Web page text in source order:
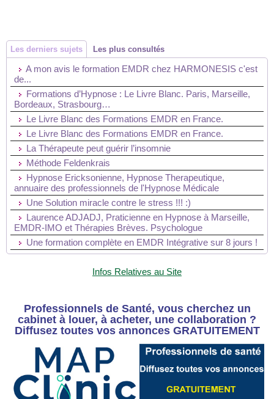
Les derniers sujets Les plus consultés
A mon avis le formation EMDR chez HARMONESIS c'est
de...
Formations d’Hypnose : Le Livre Blanc. Paris, Marseille,
Bordeaux, Strasbourg…
Le Livre Blanc des Formations EMDR en France.
Le Livre Blanc des Formations EMDR en France.
La Thérapeute peut guérir l’insomnie
Méthode Feldenkrais
Hypnose Ericksonienne, Hypnose Therapeutique,
annuaire des professionnels de l'Hypnose Médicale
Une Solution miracle contre le stress !!! :)
Laurence ADJADJ, Praticienne en Hypnose à Marseille,
EMDR-IMO et Thérapies Brèves. Psychologue
Une formation complète en EMDR Intégrative sur 8 jours !
Infos Relatives au Site
Professionnels de Santé, vous cherchez un
cabinet à louer, à acheter, une collaboration ?
Diffusez toutes vos annonces GRATUITEMENT